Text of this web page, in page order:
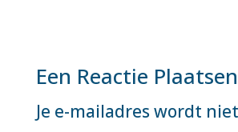
Een Reactie Plaatsen
Je e-mailadres wordt niet